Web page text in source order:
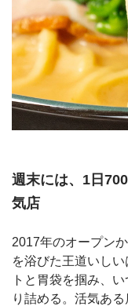
週末には、1日
気店
2017年のオープン
を浴びた王道いし
トと胃袋を掴み、
り詰める。活気あ